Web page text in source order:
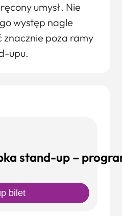
umysł. Nie
występ nagle
znacznie poza ramy
upu.
stand-up –
bilet